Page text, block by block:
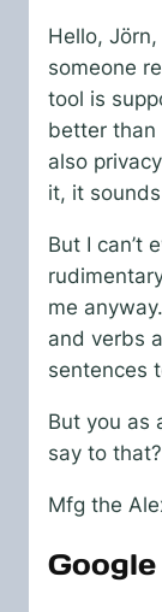
Hello, Jörn,
someone
tool is
better than
also
it, it
But I can’t
me
and verbs
sentences
But you as
say to that?
Mfg the
Google